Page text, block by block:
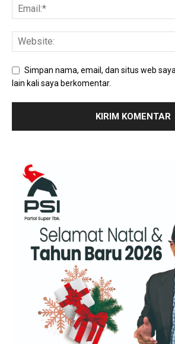
Simpan nama, email, dan situs web
lain kali saya berkomentar.